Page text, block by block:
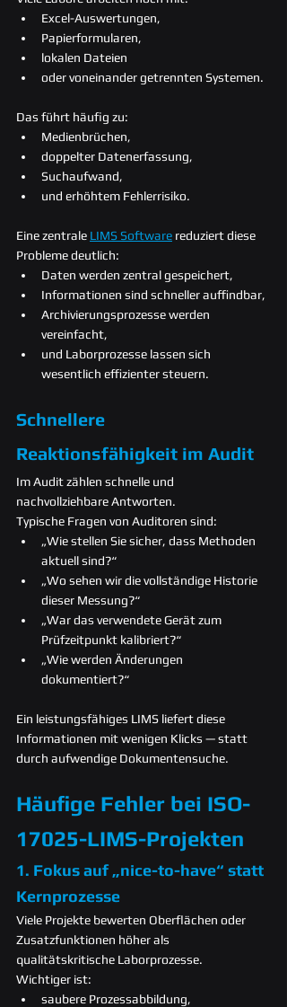
Excel-Auswertungen,
Papierformularen,
lokalen Dateien
oder voneinander getrennten Systemen.
Das führt häufig zu:
Medienbrüchen,
doppelter Datenerfassung,
Suchaufwand,
und erhöhtem Fehlerrisiko.
Eine zentrale LIMS Software reduziert diese
Probleme deutlich:
Daten werden zentral gespeichert,
Informationen sind schneller auffindbar,
Archivierungsprozesse werden
vereinfacht,
und Laborprozesse lassen sich
wesentlich effizienter steuern.
Schnellere
Reaktionsfähigkeit im Audit
Im Audit zählen schnelle und
nachvollziehbare Antworten.
Typische Fragen von Auditoren sind:
„Wie stellen Sie sicher, dass Methoden
aktuell sind?“
„Wo sehen wir die vollständige Historie
dieser Messung?“
„War das verwendete Gerät zum
Prüfzeitpunkt kalibriert?“
„Wie werden Änderungen
dokumentiert?“
Ein leistungsfähiges LIMS liefert diese
Informationen mit wenigen Klicks — statt
durch aufwendige Dokumentensuche.
Häufige Fehler bei ISO-
17025-LIMS-Projekten
1. Fokus auf „nice-to-have“ statt
Kernprozesse
Viele Projekte bewerten Oberflächen oder
Zusatzfunktionen höher als
qualitätskritische Laborprozesse.
Wichtiger ist:
saubere Prozessabbildung,